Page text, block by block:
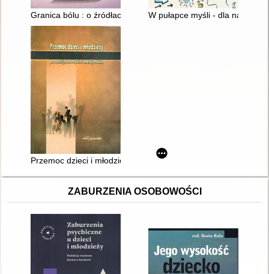
Granica bólu : o źródłach agresji i przemocy
W pułapce myśli - dla
Przemoc dzieci i młodzieży w perspektywie polskiej
ZABURZENIA OSOBOWOŚCI